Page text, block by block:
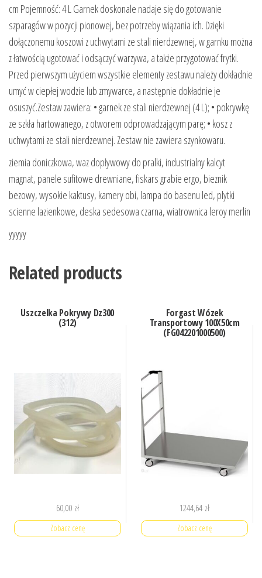
cm Pojemność: 4 L Garnek doskonale nadaje się do gotowanie
szparagów w pozycji pionowej, bez potrzeby wiązania ich. Dzięki
dołączonemu koszowi z uchwytami ze stali nierdzewnej, w garnku można
z łatwością ugotować i odsączyć warzywa, a także przygotować frytki.
Przed pierwszym użyciem wszystkie elementy zestawu należy dokładnie
umyć w ciepłej wodzie lub zmywarce, a następnie dokładnie je
osuszyć.Zestaw zawiera: • garnek ze stali nierdzewnej (4 L); • pokrywkę
ze szkła hartowanego, z otworem odprowadzającym parę; • kosz z
uchwytami ze stali nierdzewnej. Zestaw nie zawiera szynkowaru.
ziemia doniczkowa, waz dopływowy do pralki, industrialny kalcyt
magnat, panele sufitowe drewniane, fiskars grabie ergo, bieznik
bezowy, wysokie kaktusy, kamery obi, lampa do basenu led, plytki
scienne lazienkowe, deska sedesowa czarna, wiatrownica leroy merlin
yyyyy
Related products
Uszczelka Pokrywy Dz300
(312)
60,00 zł
Zobacz cenę
Forgast Wózek
Transportowy 100X50cm
(FG042201000500)
1244,64 zł
Zobacz cenę